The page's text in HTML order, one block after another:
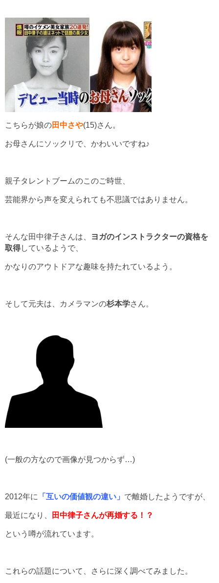
こちらが娘の田中さや(15)さん。
お母さんにソックリで、かわいいですね♪
親子タレントブームのこのご時世、
芸能界から声を変えられても不思議ではありません。
そんな田中律子さんは、
ヨガのインストラクターの資格を
取得しているようで、
かなりのアウトドアな趣味を持たれているよう。
そして元夫は、カメラマンの杉本学さん。
(一般の方なので画像が見つからず…)
2012年に 「互いの価値観の違い」 で離婚したようですが、
最近になり、 田中律子さんが再婚する！？
という噂が流れています。
これらの話題について、さらに深く調べてみました。